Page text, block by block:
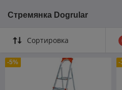
Стремянка Dogrular
Сортировка
-5% -